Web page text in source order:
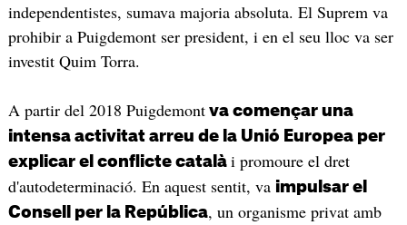
independentistes, sumava majoria absoluta. El Suprem va
prohibir a Puigdemont ser president, i en el seu lloc va ser
investit Quim Torra.
A partir del 2018 Puigdemontva començar una
intensa activitat arreu de la Unió Europea per
explicar el conflicte català i promoure el dret
d'autodeterminació. En aquest sentit, va impulsar el
Consell per la República, un organisme privat amb